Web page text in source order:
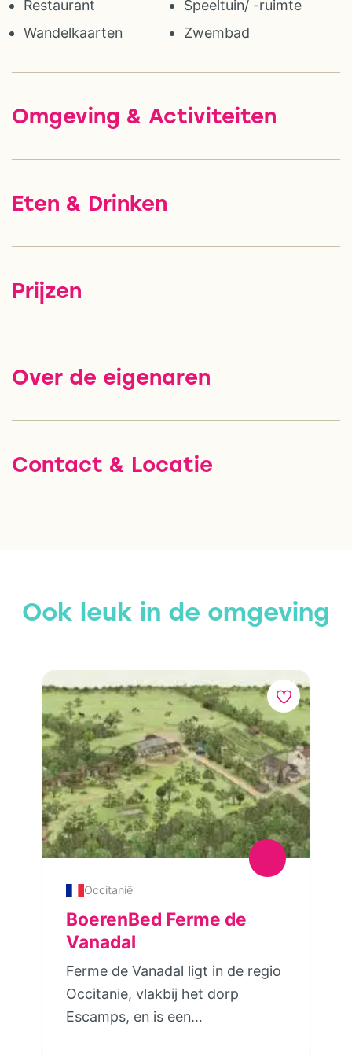
Restaurant
Speeltuin/ -ruimte
Wandelkaarten
Zwembad
Omgeving & Activiteiten
Eten & Drinken
Prijzen
Over de eigenaren
Contact & Locatie
Ook leuk in de omgeving
Occitanië
BoerenBed Ferme de
Vanadal
Ferme de Vanadal ligt in de regio
Occitanie, vlakbij het dorp
Escamps, en is een